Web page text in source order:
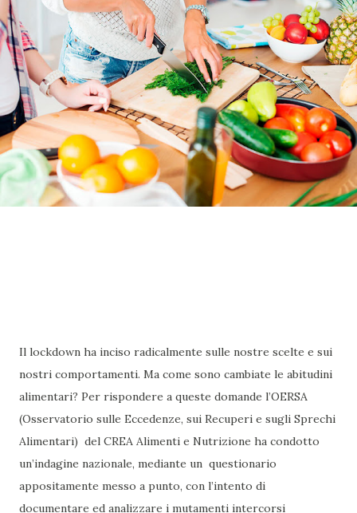
Il lockdown ha inciso radicalmente sulle nostre scelte e sui
nostri comportamenti. Ma come sono cambiate le abitudini
alimentari? Per rispondere a queste domande l’OERSA
(Osservatorio sulle Eccedenze, sui Recuperi e sugli Sprechi
Alimentari) del CREA Alimenti e Nutrizione ha condotto
un’indagine nazionale, mediante un questionario
appositamente messo a punto, con l’intento di
documentare ed analizzare i mutamenti intercorsi